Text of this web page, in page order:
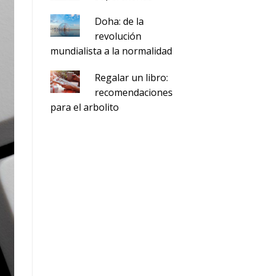
Doha: de la
revolución
mundialista a la normalidad
Regalar un libro:
recomendaciones
para el arbolito